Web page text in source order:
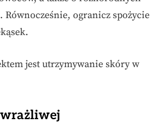
ogranicz spożycie
jest utrzymywanie skóry w
wrażliwej